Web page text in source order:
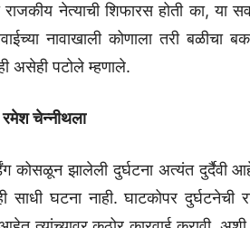
राजकीय नेत्याची शिफारस होती का, या
नावाखाली कोणाला तरी
पटोले म्हणाले.
रमेश चेन्नीथला
कोसळून झालेली दुर्घटना अत्यंत
घटना नाही. घाटकोपर